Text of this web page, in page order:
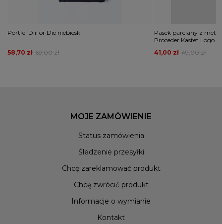
Portfel Diil or Die niebieski
69,00 zł
58,70 zł
Pasek parciany z
Proceder Kastet Logo
49,00 zł
41,00 zł
MOJE ZAMÓWIENIE
Status zamówienia
Śledzenie przesyłki
Chcę zareklamować produkt
Chcę zwrócić produkt
Informacje o wymianie
Kontakt